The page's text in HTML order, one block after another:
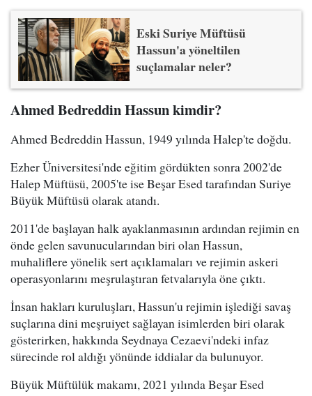
Eski Suriye Müftüsü
Hassun'a yöneltilen
suçlamalar neler?
Ahmed Bedreddin Hassun kimdir?
Ahmed Bedreddin Hassun, 1949 yılında Halep'te doğdu.
Ezher Üniversitesi'nde eğitim gördükten sonra 2002'de
Halep Müftüsü, 2005'te ise Beşar Esed tarafından Suriye
Büyük Müftüsü olarak atandı.
2011'de başlayan halk ayaklanmasının ardından rejimin en
önde gelen savunucularından biri olan Hassun,
muhaliflere yönelik sert açıklamaları ve rejimin askeri
operasyonlarını meşrulaştıran fetvalarıyla öne çıktı.
İnsan hakları kuruluşları, Hassun'u rejimin işlediği savaş
suçlarına dini meşruiyet sağlayan isimlerden biri olarak
gösterirken, hakkında Seydnaya Cezaevi'ndeki infaz
sürecinde rol aldığı yönünde iddialar da bulunuyor.
Büyük Müftülük makamı, 2021 yılında Beşar Esed